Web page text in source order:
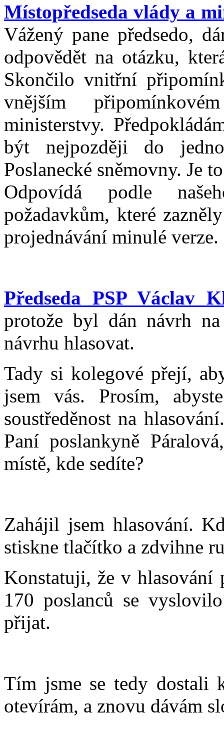
Místopředseda vlády a
Vážený pane předsedo,
odpovědět na otázku,
Skončilo vnitřní
vnějším
ministerstvy.
být nejpozději do
Poslanecké sněmovny. Je
Odpovídá podle
požadavkům, které
projednávání minulé verze.
Předseda PSP Václav
protože byl dán návrh
návrhu hlasovat.
Tady si kolegové přejí,
jsem vás. Prosím,
soustředěnost na
Paní poslankyně
místě, kde sedíte?
Zahájil jsem hlasování.
stiskne tlačítko a zdvihne
Konstatuji, že v hlasování
170 poslanců se
přijat.
Tím jsme se tedy dostali
otevírám, a znovu dávám